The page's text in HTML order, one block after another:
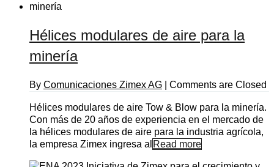
Hélices modulares de aire para la
minería
By Comunicaciones Zimex AG Comments are Closed
Hélices modulares de aire Tow & Blow para la minería.
Con más de 20 años de experiencia en el mercado de
la hélices modulares de aire para la industria agrícola,
la empresa Zimex ingresa al Read more